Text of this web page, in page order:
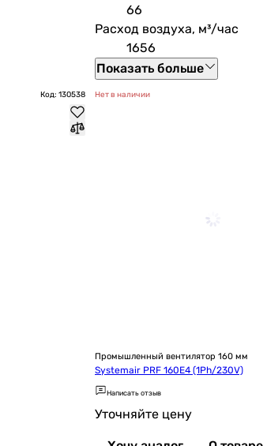
66
Расход воздуха, м³/час
1656
Показать больше
Код: 130538 Нет в наличии
Промышленный вентилятор 160 мм
Systemair PRF 160E4 (1Ph/230V)
Написать отзыв
Уточняйте цену